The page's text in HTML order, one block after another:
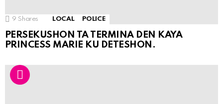
9 Shares LOCAL POLICE
PERSEKUSHON TA TERMINA DEN KAYA
PRINCESS MARIE KU DETESHON.